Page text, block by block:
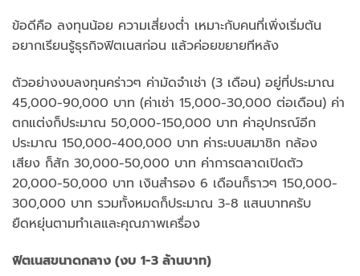
ข้อดีคือ ลงทุนน้อย ความเสี่ยงต่ำ เหมาะกับคนที่เพิ่งเริ่มต้น
อยากเรียนรู้ธุรกิจฟิตเนสก่อน แล้วค่อยขยายทีหลัง
ตัวอย่างงบลงทุนคร่าวๆ ค่ามัดจำเช่า (3 เดือน) อยู่ที่ประมาณ
45,000-90,000 บาท (ค่าเช่า 15,000-30,000 ต่อเดือน) ค่า
ตกแต่งก็ประมาณ 50,000-150,000 บาท ค่าอุปกรณ์อีก
ประมาณ 150,000-400,000 บาท ค่าระบบสมาชิก กล้อง
เสียง ก็สัก 30,000-50,000 บาท ค่าการตลาดเปิดตัว
20,000-50,000 บาท เงินสำรอง 6 เดือนก็ราวๆ 150,000-
300,000 บาท รวมทั้งหมดก็ประมาณ 3-8 แสนบาทครับ
ยืดหยุ่นตามทำเลและคุณภาพเครื่อง
ฟิตเนสขนาดกลาง (งบ 1-3 ล้านบาท)